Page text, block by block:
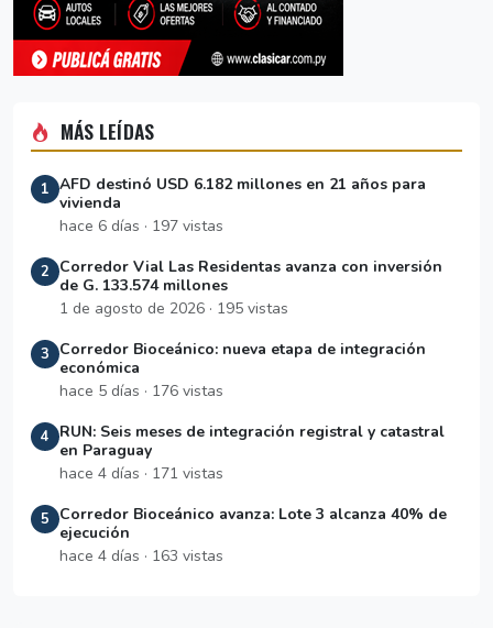
MÁS LEÍDAS
1 AFD destinó USD 6.182 millones en 21 años para
vivienda
hace 6 días · 197 vistas
2
Corredor Vial Las Residentas avanza con inversión
de G. 133.574 millones
1 de agosto de 2026 · 195 vistas
3
Corredor Bioceánico: nueva etapa de integración
económica
hace 5 días · 176 vistas
4
RUN: Seis meses de integración registral y catastral
en Paraguay
hace 4 días · 171 vistas
5
Corredor Bioceánico avanza: Lote 3 alcanza 40% de
ejecución
hace 4 días · 163 vistas